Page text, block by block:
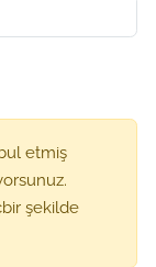
etmiş
şekilde